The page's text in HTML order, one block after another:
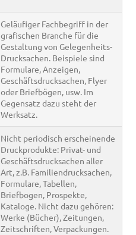
Geläufiger Fachbegriff in der
grafischen Branche für die
Gestaltung von Gelegenheits-
Drucksachen. Beispiele sind
Formulare, Anzeigen,
Geschäftsdrucksachen, Flyer
oder Briefbögen, usw. Im
Gegensatz dazu steht der
Werksatz.
Nicht periodisch erscheinende
Druckprodukte: Privat- und
Geschäftsdrucksachen aller
Art, z.B. Familiendrucksachen,
Formulare, Tabellen,
Briefbogen, Prospekte,
Kataloge. Nicht dazu gehören:
Werke (Bücher), Zeitungen,
Zeitschriften, Verpackungen.